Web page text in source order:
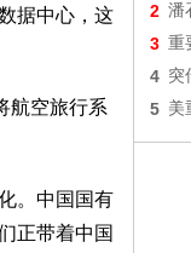
据中心，这
航空旅行系
。中国国有
正带着中国
2 潘
3 重
4 突
5 美